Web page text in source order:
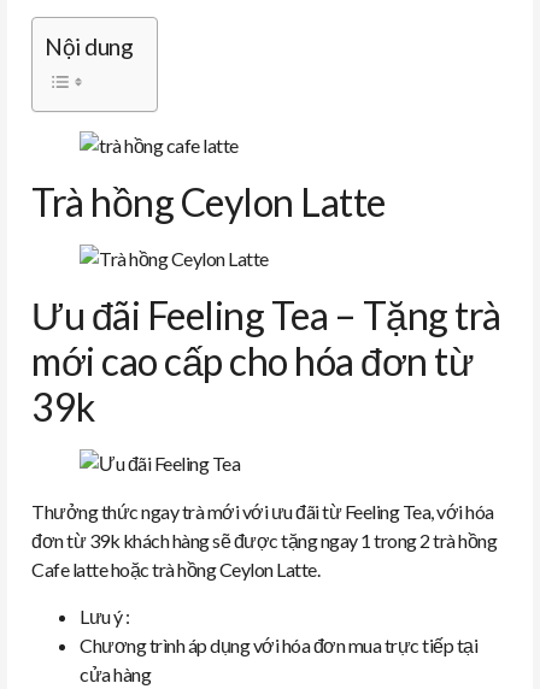
Nội dung
Trà hồng Ceylon Latte
Ưu đãi Feeling Tea – Tặng trà
mới cao cấp cho hóa đơn từ
39k
Thưởng thức ngay trà mới với ưu đãi từ Feeling Tea, với hóa
đơn từ 39k khách hàng sẽ được tặng ngay 1 trong 2 trà hồng
Cafe latte hoặc trà hồng Ceylon Latte.
Lưu ý :
Chương trình áp dụng với hóa đơn mua trực tiếp tại
cửa hàng